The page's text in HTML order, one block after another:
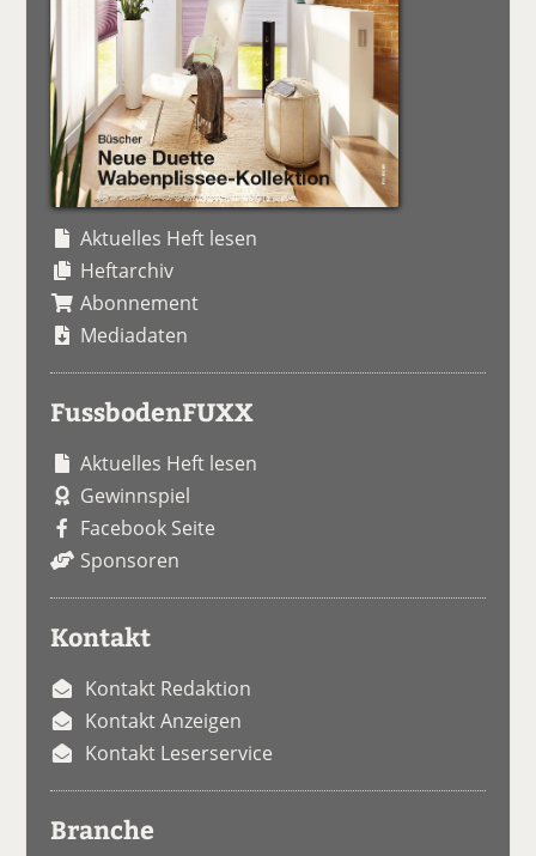
Aktuelles Heft lesen
Heftarchiv
Abonnement
Mediadaten
FussbodenFUXX
Aktuelles Heft lesen
Gewinnspiel
Facebook Seite
Sponsoren
Kontakt
Kontakt Redaktion
Kontakt Anzeigen
Kontakt Leserservice
Branche